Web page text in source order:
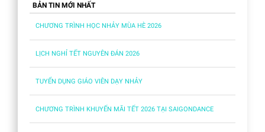
BẢN TIN MỚI NHẤT
CHƯƠNG TRÌNH HỌC NHẢY MÙA HÈ 2026
LỊCH NGHỈ TẾT NGUYÊN ĐÁN 2026
TUYỂN DỤNG GIÁO VIÊN DẠY NHẢY
CHƯƠNG TRÌNH KHUYẾN MÃI TẾT 2026 TẠI SAIGONDANCE